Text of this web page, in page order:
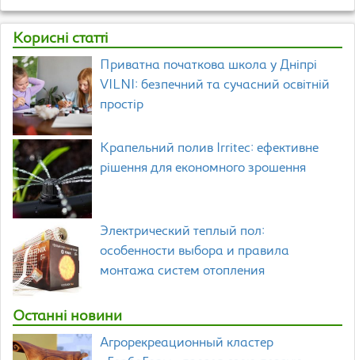
Корисні статті
Приватна початкова школа у Дніпрі
VILNI: безпечний та сучасний освітній
простір
Крапельний полив Irritec: ефективне
рішення для економного зрошення
Электрический теплый пол:
особенности выбора и правила
монтажа систем отопления
Останні новини
Агрорекреационный кластер